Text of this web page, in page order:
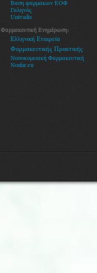
Βαση φαρμακων ΕΟΦ
Γαληνός
Univadis
Φαρμακευτική Ενημέρωση:
Ελληνική Εταιρεία
Φαρμακευτικής Πρακτικής
Νοσοκομειακή Φαρμακευτική
Nosfar.eu